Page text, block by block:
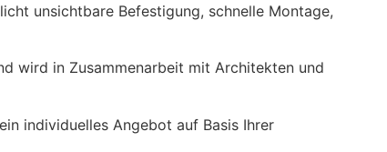
unsichtbare Befestigung, schnelle Montage,
wird in Zusammenarbeit mit Architekten und
individuelles Angebot auf Basis Ihrer